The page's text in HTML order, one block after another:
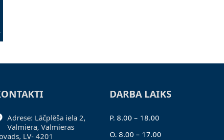
Adrese: Lāčplēša iela 2,
Valmiera, Valmieras
LV- 4201
DARBA LAIKS
P. 8.00 – 18.00
O. 8.00 – 17.00